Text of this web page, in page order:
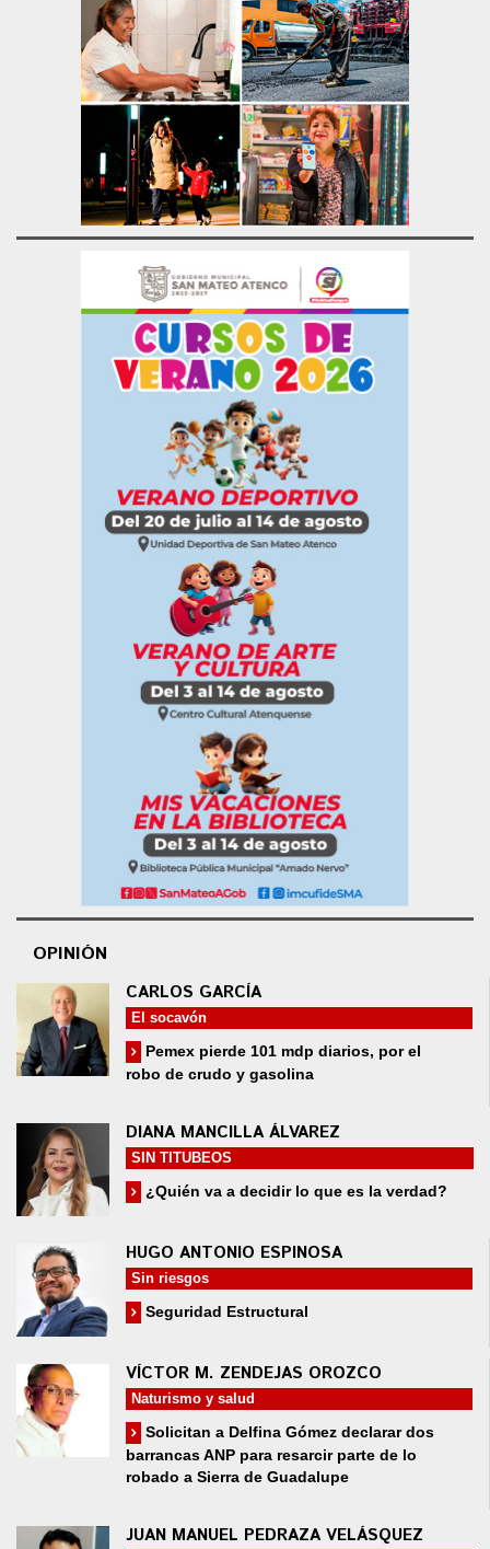
OPINIÓN
CARLOS GARCÍA
El socavón
Pemex pierde 101 mdp diarios, por el
robo de crudo y gasolina
DIANA MANCILLA ÁLVAREZ
SIN TITUBEOS
¿Quién va a decidir lo que es la verdad?
HUGO ANTONIO ESPINOSA
Sin riesgos
Seguridad Estructural
VÍCTOR M. ZENDEJAS OROZCO
Naturismo y salud
Solicitan a Delfina Gómez declarar dos
barrancas ANP para resarcir parte de lo
robado a Sierra de Guadalupe
JUAN MANUEL PEDRAZA VELÁSQUEZ